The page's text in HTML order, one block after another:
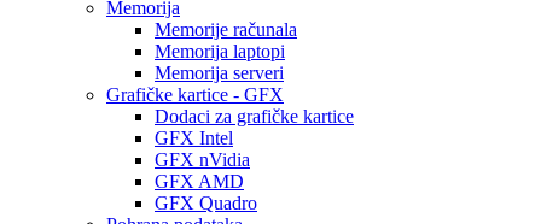
Memorija
Memorije računala
Memorija laptopi
Memorija serveri
Grafičke kartice - GFX
Dodaci za grafičke kartice
GFX Intel
GFX nVidia
GFX AMD
GFX Quadro